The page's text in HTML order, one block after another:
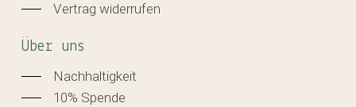
Vertrag widerrufen
Über uns
Nachhaltigkeit
10% Spende